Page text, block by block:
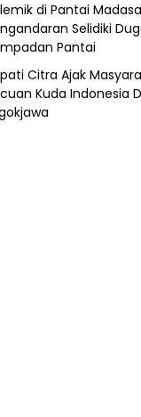
di Pantai
Selidiki
Pantai
Citra Ajak
Kuda Indonesia